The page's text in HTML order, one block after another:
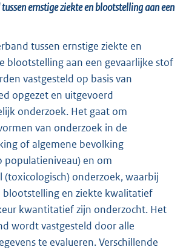
ernstige ziekte en blootstelling aan een
tussen ernstige ziekte en
blootstelling aan een gevaarlijke stof
vastgesteld op basis van
opgezet en uitgevoerd
onderzoek. Het gaat om
van onderzoek in de
of algemene bevolking
populatieniveau) en om
(toxicologisch) onderzoek, waarbij
blootstelling en ziekte kwalitatief
kwantitatief zijn onderzocht. Het
wordt vastgesteld door alle
te evalueren. Verschillende